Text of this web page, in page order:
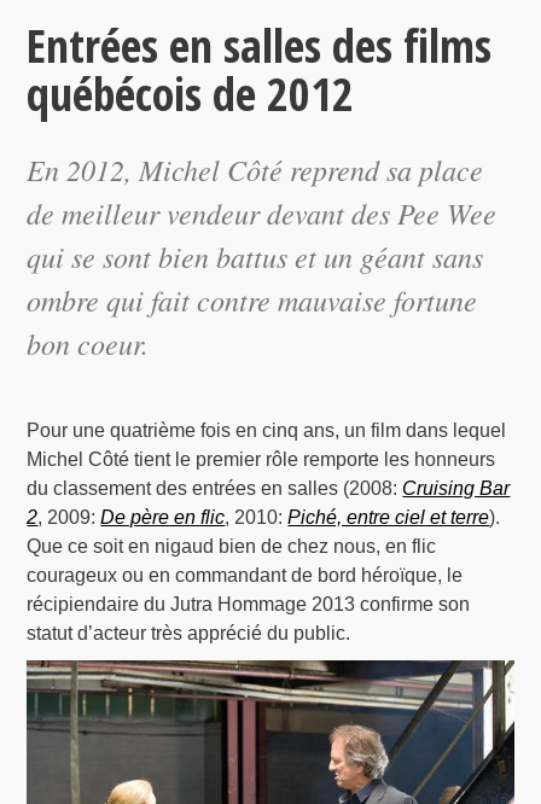
Entrées en salles des films
québécois de 2012
En 2012, Michel Côté reprend sa place
de meilleur vendeur devant des Pee Wee
qui se sont bien battus et un géant sans
ombre qui fait contre mauvaise fortune
bon coeur.
Pour une quatrième fois en cinq ans, un film dans lequel
Michel Côté tient le premier rôle remporte les honneurs
du classement des entrées en salles (2008: Cruising Bar
2, 2009:De père en flic, 2010:Piché, entre ciel et terre).
Que ce soit en nigaud bien de chez nous, en flic
courageux ou en commandant de bord héroïque, le
récipiendaire du Jutra Hommage 2013 confirme son
statut d’acteur très apprécié du public.